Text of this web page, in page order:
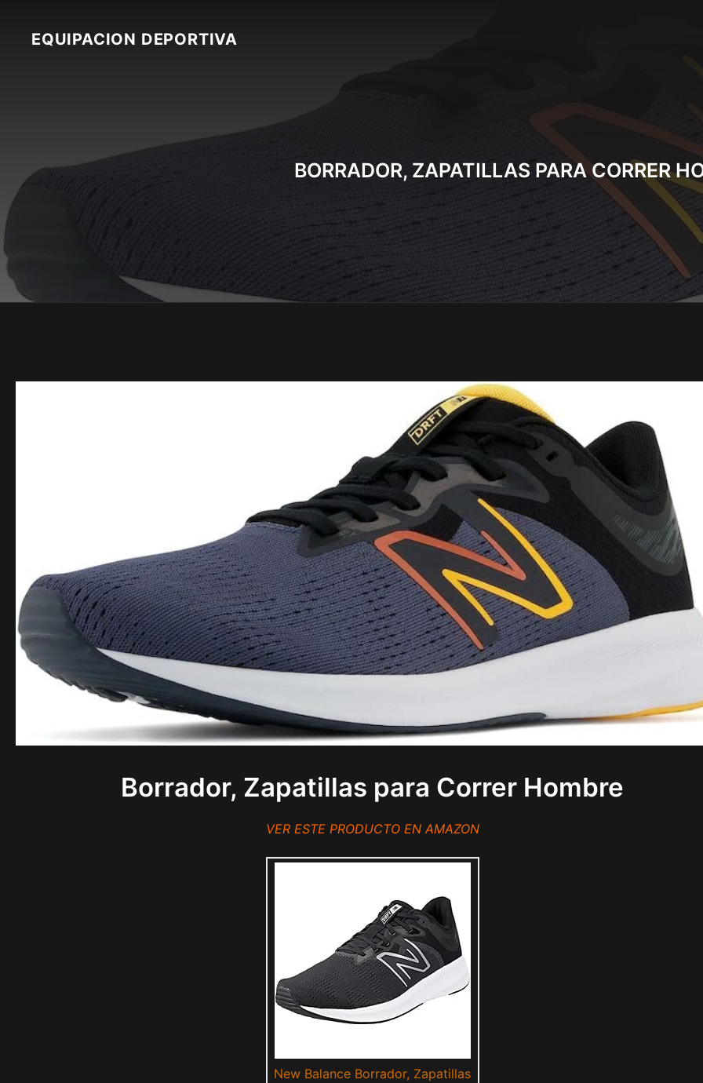
contentEQUIPACION DEPORTIVA
BORRADOR, ZAPATILLAS PARA CORRER
Borrador, Zapatillas para Correr Hombre
VER ESTE PRODUCTO EN AMAZON
New Balance Borrador, Zapatillas